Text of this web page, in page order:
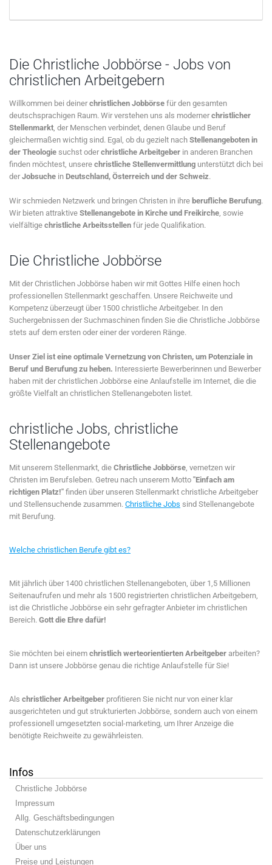
Die Christliche Jobbörse - Jobs von
christlichen Arbeitgebern
Willkommen bei deinerchristlichen Jobbörse für den gesamten
deutschsprachigen Raum. Wir verstehen uns als modernerchristlicher
Stellenmarkt , der Menschen verbindet, denen Glaube und Beruf
gleichermaßen wichtig sind. Egal, ob du gezielt nach Stellenangeboten in
der Theologie suchst oderchristliche Arbeitgeber in anderen Branchen
finden möchtest, unsere christliche Stellenvermittlung unterstützt dich bei
derJobsuche in Deutschland, Österreich und der Schweiz.
Wir schmieden Netzwerk und bringen Christen in ihre berufliche Berufung.
Wir bieten attraktive Stellenangebote in Kirche und Freikirche , sowie
vielfältige christliche Arbeitsstellen für jede Qualifikation.
Die Christliche Jobbörse
Mit der Christlichen Jobbörse haben wir mit Gottes Hilfe einen hoch
professionellen Stellenmarkt geschaffen. Unsere Reichweite und
Kompetenz überzeugt über 1500 christliche Arbeitgeber. In den
Suchergebnissen der Suchmaschinen finden Sie die Christliche Jobbörse
stets auf dem ersten oder einer der vorderen Ränge.
Unser Ziel ist eine optimale Vernetzung von Christen, um Potenziale in
Beruf und Berufung zu heben. Interessierte Bewerberinnen und Bewerber
haben mit der christlichen Jobbörse eine Anlaufstelle im Internet, die die
größte Vielfalt an christlichen Stellenangeboten listet.
christliche Jobs, christliche
Stellenangebote
Mit unserem Stellenmarkt, die Christliche Jobbörse , vernetzen wir
Christen im Berufsleben. Getreu nach unserem Motto "Einfach am
richtigen Platz!" finden über unseren Stellenmarkt christliche Arbeitgeber
und Stellensuchende zusammen. Christliche Jobs sind Stellenangebote
mit Berufung.
Welche christlichen Berufe gibt es?
Mit jährlich über 1400 christlichen Stellenangeboten, über 1,5 Millionen
Seitenaufrufen und mehr als 1500 registrierten christlichen Arbeitgebern,
ist die Christliche Jobbörse ein sehr gefragter Anbieter im christlichen
Bereich. Gott die Ehre dafür!
Sie möchten bei einem christlich werteorientierten Arbeitgeber arbeiten?
Dann ist unsere Jobbörse genau die richtige Anlaufstelle für Sie!
Als christlicher Arbeitgeber profitieren Sie nicht nur von einer klar
ausgerichteten und gut strukturierten Jobbörse, sondern auch von einem
professionell umgesetzten social-marketing, um Ihrer Anzeige die
benötigte Reichweite zu gewährleisten.
Infos
Christliche Jobbörse
Impressum
Allg. Geschäftsbedingungen
Datenschutzerklärungen
Über uns
Preise und Leistungen